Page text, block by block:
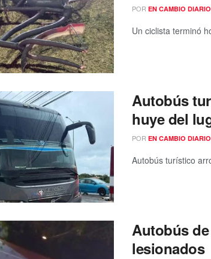
POR EN CAMBIO DIARIO
Un ciclista terminó
Autobús
huye del
POR EN CAMBIO DIARIO
Autobús turístico
Autobús
lesionados